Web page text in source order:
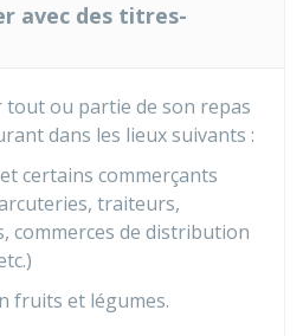
avec des titres-
tout ou partie de son repas
dans les lieux suivants :
certains commerçants
traiteurs,
commerces de distribution
fruits et légumes.